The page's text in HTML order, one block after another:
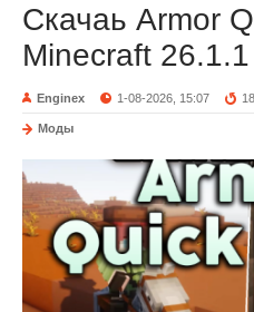
Скачаь Armor
Minecraft 26.1.1
Enginex 1-08-2026, 15:07 18
Моды